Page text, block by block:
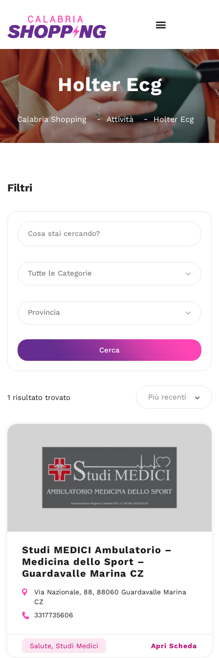
Holter Ecg
Calabria Shopping Attività Holter Ecg
Filtri
Tutte le Categorie
Provincia
Cerca
1 risultato trovato Più recenti
Studi MEDICI Ambulatorio –
Medicina dello Sport –
Guardavalle Marina CZ
Via Nazionale, 88, 88060 Guardavalle Marina
CZ
3317735606
Salute, Studi Medici Apri Scheda